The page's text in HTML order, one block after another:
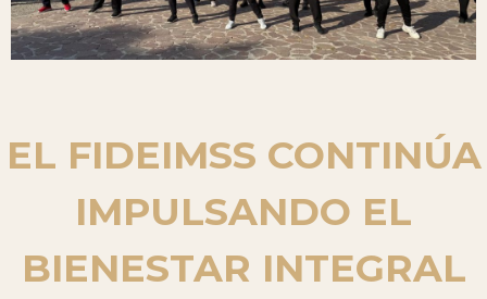
EL FIDEIMSS CONTINÚA
IMPULSANDO EL
BIENESTAR INTEGRAL